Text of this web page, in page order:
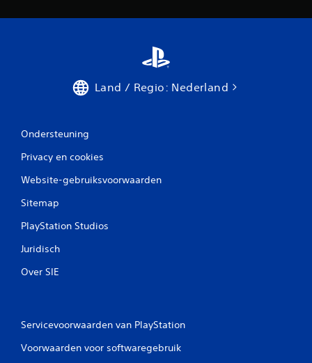
Land / Regio: Nederland
Ondersteuning
Privacy en cookies
Website-gebruiksvoorwaarden
Sitemap
PlayStation Studios
Juridisch
Over SIE
Servicevoorwaarden van PlayStation
Voorwaarden voor softwaregebruik